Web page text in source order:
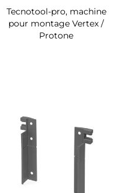
Tecnotool-pro, machine
pour montage Vertex /
Protone